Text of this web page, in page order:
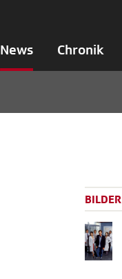
News Chronik
BILDER